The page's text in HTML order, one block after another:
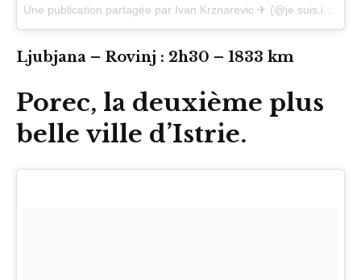
Ljubjana – Rovinj : 2h30 – 1833 km
Porec, la deuxième plus
belle ville d’Istrie.